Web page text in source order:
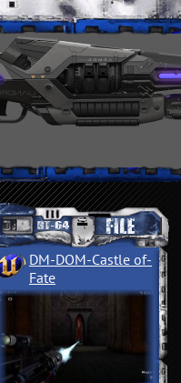
DM-DOM-Castle of­
Fate